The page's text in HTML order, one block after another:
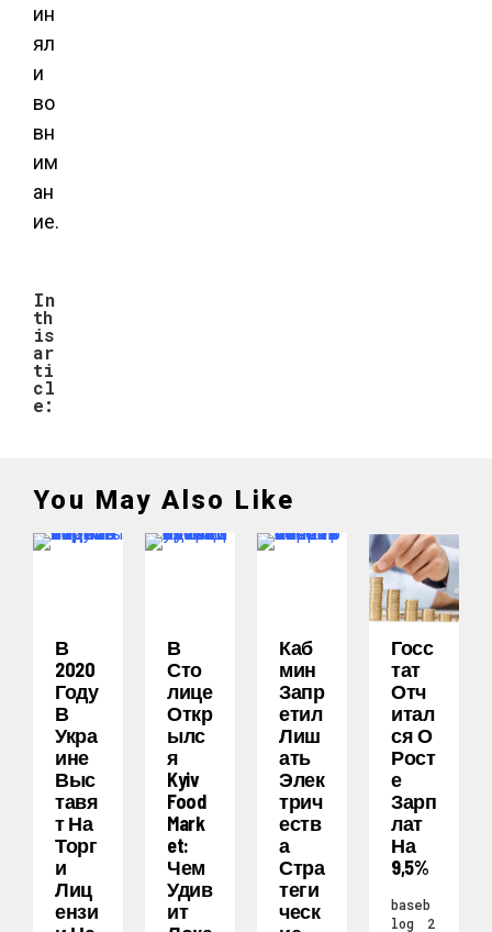
ин
ял
и
во
вн
им
ан
ие.
In
th
is
ar
ti
cl
e:
You May Also Like
В
2020
Году
В
Укра
Ине
Выс
Тавя
Т На
Торг
И
Лиц
Ензи
В
Сто
Лице
Откр
Ылс
Я
Kyiv
Food
Mark
Et:
Чем
Удив
Ит
Каб
Мин
Запр
Етил
Лиш
Ать
Элек
Трич
Еств
А
Стра
Теги
Ческ
Госс
Тат
Отч
Итал
Ся О
Рост
Е
Зарп
Лат
На
9,5%
baseb
log
2